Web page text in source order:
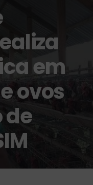
em
ovos
de